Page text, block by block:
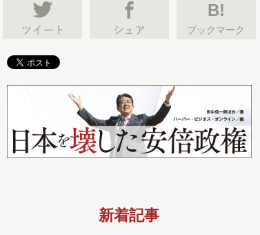
B!
ブックマーク
新着記事